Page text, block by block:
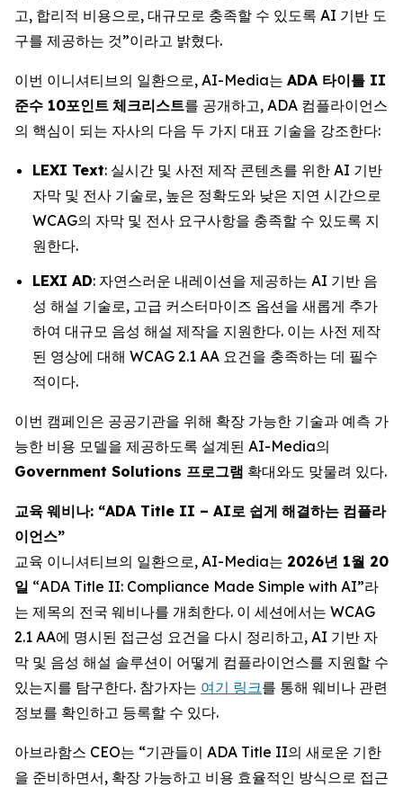
고, 합리적 비용으로, 대규모로 충족할 수 있도록 AI 기반 도
구를 제공하는 것”이라고 밝혔다.
이번 이니셔티브의 일환으로, AI-Media는 ADA 타이틀 II
준수 10포인트 체크리스트를 공개하고, ADA 컴플라이언스
의 핵심이 되는 자사의 다음 두 가지 대표 기술을 강조한다:
LEXI Text: 실시간 및 사전 제작 콘텐츠를 위한 AI 기반
자막 및 전사 기술로, 높은 정확도와 낮은 지연 시간으로
WCAG의 자막 및 전사 요구사항을 충족할 수 있도록 지
원한다.
LEXI AD: 자연스러운 내레이션을 제공하는 AI 기반 음
성 해설 기술로, 고급 커스터마이즈 옵션을 새롭게 추가
하여 대규모 음성 해설 제작을 지원한다. 이는 사전 제작
된 영상에 대해 WCAG 2.1 AA 요건을 충족하는 데 필수
적이다.
이번 캠페인은 공공기관을 위해 확장 가능한 기술과 예측 가
능한 비용 모델을 제공하도록 설계된 AI-Media의
Government Solutions 프로그램 확대와도 맞물려 있다.
교육 웨비나: “ADA Title II – AI로 쉽게 해결하는 컴플라
이언스”
교육 이니셔티브의 일환으로, AI-Media는 2026년 1월 20
일 “ADA Title II: Compliance Made Simple with AI”라
는 제목의 전국 웨비나를 개최한다. 이 세션에서는 WCAG
2.1 AA에 명시된 접근성 요건을 다시 정리하고, AI 기반 자
막 및 음성 해설 솔루션이 어떻게 컴플라이언스를 지원할 수
있는지를 탐구한다. 참가자는 여기 링크를 통해 웨비나 관련
정보를 확인하고 등록할 수 있다.
아브라함스 CEO는 “기관들이 ADA Title II의 새로운 기한
을 준비하면서, 확장 가능하고 비용 효율적인 방식으로 접근